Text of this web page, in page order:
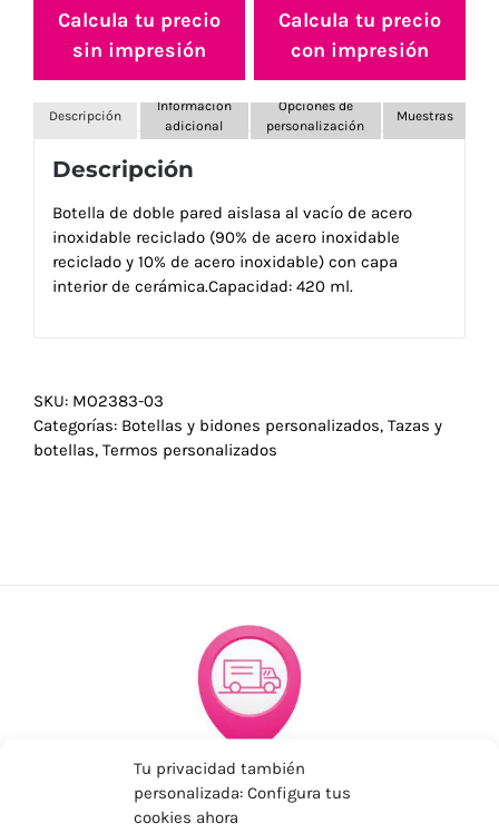
Tu privacidad también
personalizada: Configura tus
cookies ahora
Calcula tu precio
sin impresión
Calcula tu precio
con impresión
Descripción
Información
adicional
Opciones de
personalización
Muestras
Descripción
Botella de doble pared aislasa al vacío de acero
inoxidable reciclado (90% de acero inoxidable
reciclado y 10% de acero inoxidable) con capa
interior de cerámica.Capacidad: 420 ml.
SKU: MO2383-03
Categorías: Botellas y bidones personalizados, Tazas y
botellas, Termos personalizados
ENVÍOS ECONÓMICOS
Para Península, resto consultar